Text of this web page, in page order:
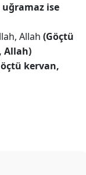
uğramaz ise
Allah (Göçtü
Allah)
kervan,